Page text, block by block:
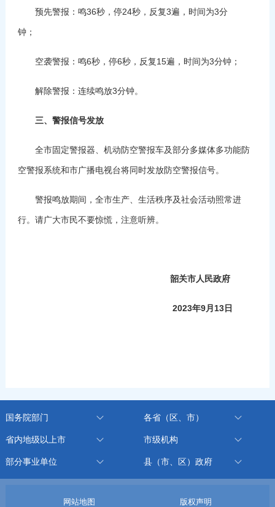
预先警报：鸣36秒，停24秒，反复3遍，时间为3分
钟；
空袭警报：鸣6秒，停6秒，反复15遍，时间为3分钟；
解除警报：连续鸣放3分钟。
三、警报信号发放
全市固定警报器、机动防空警报车及部分多媒体多功能防
空警报系统和市广播电视台将同时发放防空警报信号。
警报鸣放期间，全市生产、生活秩序及社会活动照常进
行。请广大市民不要惊慌，注意听辨。
韶关市人民政府
2023年9月13日
国务院部门 各省（区、市）
省内地级以上市 市级机构
部分事业单位 县（市、区）政府
网站地图
版权声明